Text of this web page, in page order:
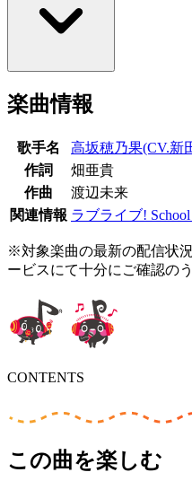
楽曲情報
歌手名
高坂穂乃果(CV.新
作詞
畑亜貴
作曲
渡辺未来
関連情報 ラブライブ!
※対象楽曲の最新の配信状
ービスにて十分にご確認の
CONTENTS
この曲を楽しむ